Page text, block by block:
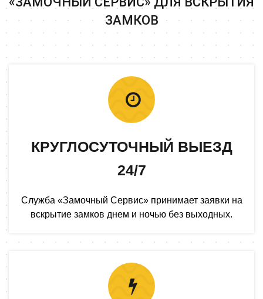
ЗАМКОВ
КРУГЛОСУТОЧНЫЙ ВЫЕЗД
24/7
Служба «Замочный Сервис» принимает заявки на
вскрытие замков днем и ночью без выходных.